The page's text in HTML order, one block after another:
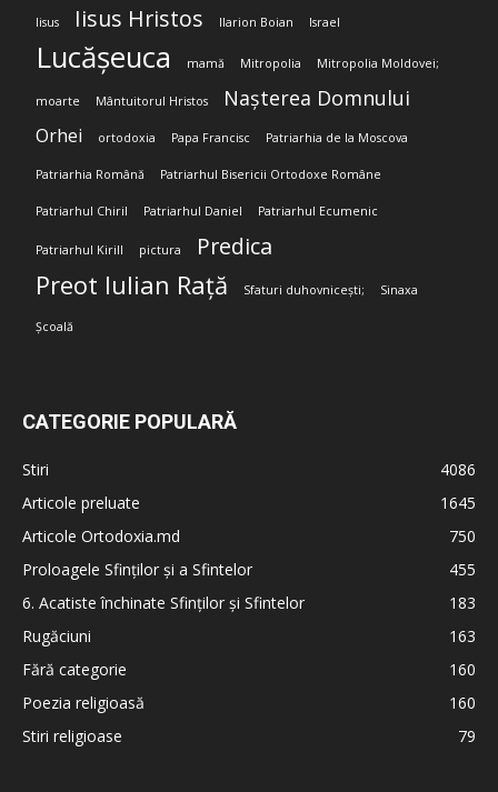
Iisus Iisus Hristos Ilarion Boian Israel
Lucășeuca mamă Mitropolia Mitropolia Moldovei;
moarte Mântuitorul Hristos Nașterea Domnului
Orhei ortodoxia Papa Francisc Patriarhia de la Moscova
Patriarhia Română Patriarhul Bisericii Ortodoxe Române
Patriarhul Chiril Patriarhul Daniel Patriarhul Ecumenic
Patriarhul Kirill pictura Predica
Preot Iulian Rață Sfaturi duhovnicești; Sinaxa
Școală
CATEGORIE POPULARĂ
Stiri
4086
Articole preluate
1645
Articole Ortodoxia.md
750
Proloagele Sfinților și a Sfintelor
455
6. Acatiste închinate Sfinților și Sfintelor
183
Rugăciuni
163
Fără categorie
160
Poezia religioasă
160
Stiri religioase
79